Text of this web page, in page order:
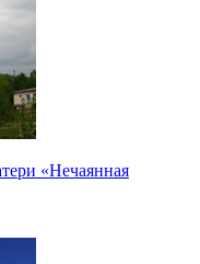
«Нечаянная